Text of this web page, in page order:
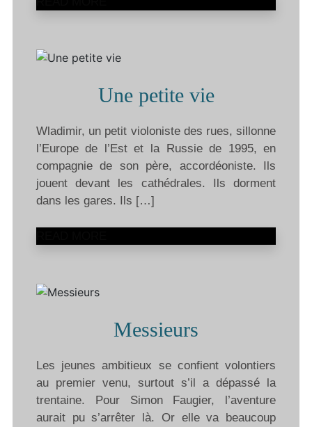
Une petite vie
Wladimir, un petit violoniste des rues, sillonne
l’Europe de l’Est et la Russie de 1995, en
compagnie de son père, accordéoniste. Ils
jouent devant les cathédrales. Ils dorment
dans les gares. Ils […]
Messieurs
Les jeunes ambitieux se confient volontiers
au premier venu, surtout s’il a dépassé la
trentaine. Pour Simon Faugier, l’aventure
aurait pu s’arrêter là. Or elle va beaucoup